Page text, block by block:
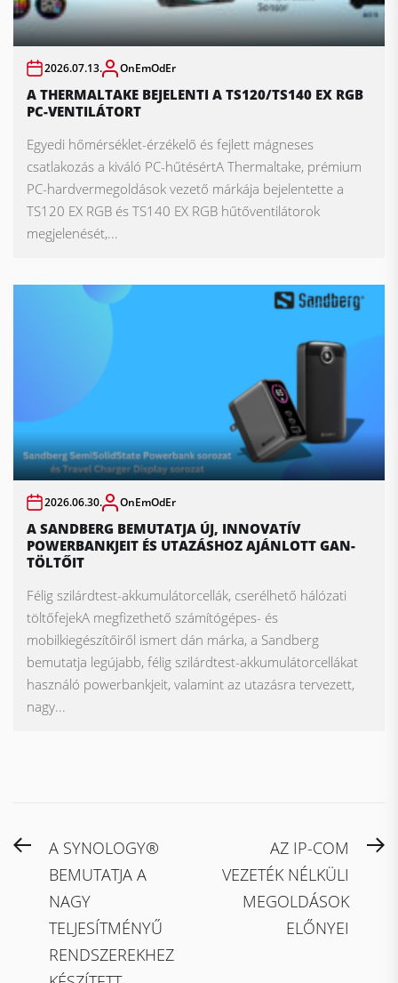
2026.07.13. OnEmOdEr
A THERMALTAKE BEJELENTI A TS120/TS140 EX RGB
PC-VENTILÁTORT
Egyedi hőmérséklet-érzékelő és fejlett mágneses
csatlakozás a kiváló PC-hűtésértA Thermaltake, prémium
PC-hardvermegoldások vezető márkája bejelentette a
TS120 EX RGB és TS140 EX RGB hűtőventilátorok
megjelenését,...
2026.06.30. OnEmOdEr
A SANDBERG BEMUTATJA ÚJ, INNOVATÍV
POWERBANKJEIT ÉS UTAZÁSHOZ AJÁNLOTT GAN-
TÖLTŐIT
Félig szilárdtest-akkumulátorcellák, cserélhető hálózati
töltőfejekA megfizethető számítógépes- és
mobilkiegészítőiről ismert dán márka, a Sandberg
bemutatja legújabb, félig szilárdtest-akkumulátorcellákat
használó powerbankjeit, valamint az utazásra tervezett,
nagy...
Bejegyzés
navigáció
PreviousA SYNOLOGY®
BEMUTATJA A
NAGY
TELJESÍTMÉNYŰ
RENDSZEREKHEZ
AZ IP-COM
VEZETÉK NÉLKÜLI
MEGOLDÁSOK
ELŐNYEI